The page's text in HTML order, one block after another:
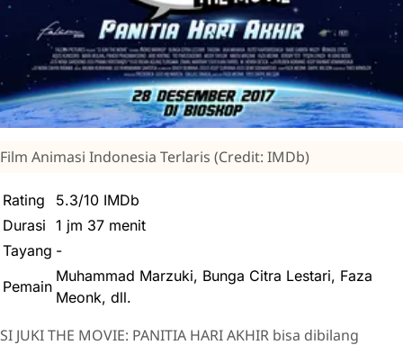
Film Animasi Indonesia Terlaris (Credit: IMDb)
Rating
5.3/10 IMDb
Durasi 1 jm 37 menit
Tayang -
Pemain
Muhammad Marzuki, Bunga Citra Lestari, Faza
Meonk, dll.
SI JUKI THE MOVIE: PANITIA HARI AKHIR bisa dibilang